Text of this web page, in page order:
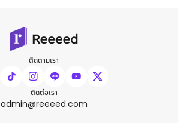
ติดตามเรา
ติดต่อเรา
admin@reeeed.com